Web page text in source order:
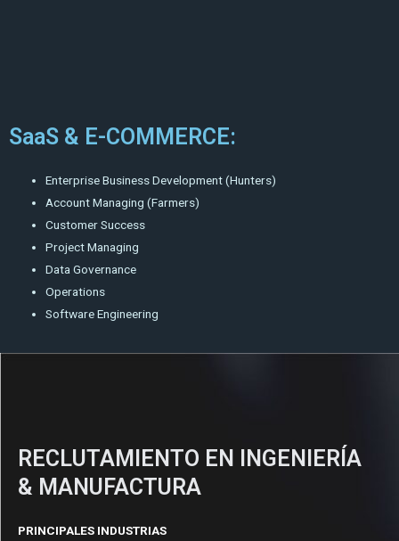
SaaS & E-COMMERCE:
Enterprise Business Development (Hunters)
Account Managing (Farmers)
Customer Success
Project Managing
Data Governance
Operations
Software Engineering
RECLUTAMIENTO EN INGENIERÍA
& MANUFACTURA
PRINCIPALES INDUSTRIAS